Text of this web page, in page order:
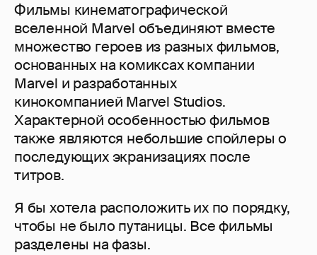
Фильмы кинематографической
вселенной Marvel объединяют вместе
множество героев из разных фильмов,
основанных на комиксах компании
Marvel и разработанных
кинокомпанией Marvel Studios.
Характерной особенностью фильмов
также являются небольшие спойлеры о
последующих экранизациях после
титров.
Я бы хотела расположить их по порядку,
чтобы не было путаницы. Все фильмы
разделены на фазы.